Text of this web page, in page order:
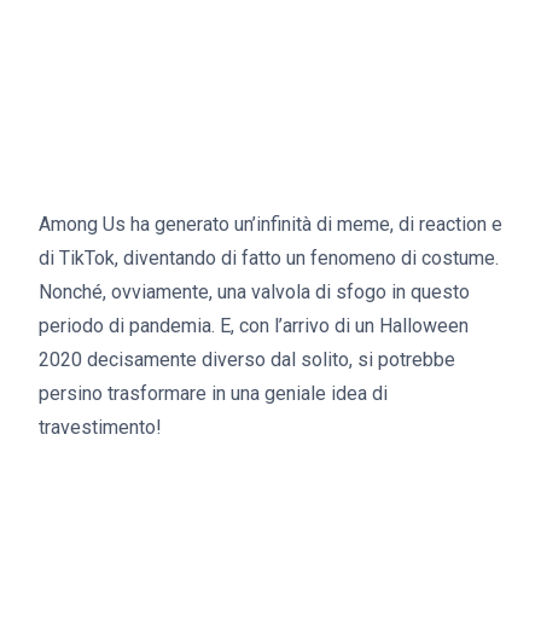
Among Us ha generato un’infinità di meme, di reaction e
di TikTok, diventando di fatto un fenomeno di costume.
Nonché, ovviamente, una valvola di sfogo in questo
periodo di pandemia. E, con l’arrivo di un Halloween
2020 decisamente diverso dal solito, si potrebbe
persino trasformare in una geniale idea di
travestimento!